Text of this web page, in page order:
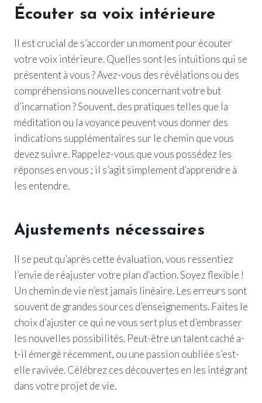
Écouter sa voix intérieure
Il est crucial de s’accorder un moment pour écouter
votre voix intérieure. Quelles sont les intuitions qui se
présentent à vous ? Avez-vous des révélations ou des
compréhensions nouvelles concernant votre but
d’incarnation ? Souvent, des pratiques telles que la
méditation ou la voyance peuvent vous donner des
indications supplémentaires sur le chemin que vous
devez suivre. Rappelez-vous que vous possédez les
réponses en vous ; il s’agit simplement d’apprendre à
les entendre.
Ajustements nécessaires
Il se peut qu’après cette évaluation, vous ressentiez
l’envie de réajuster votre plan d’action. Soyez flexible !
Un chemin de vie n’est jamais linéaire. Les erreurs sont
souvent de grandes sources d’enseignements. Faites le
choix d’ajuster ce qui ne vous sert plus et d’embrasser
les nouvelles possibilités. Peut-être un talent caché a-
t-il émergé récemment, ou une passion oubliée s’est-
elle ravivée. Célébrez ces découvertes en les intégrant
dans votre projet de vie.